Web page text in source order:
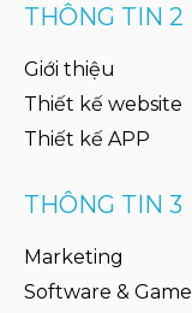
THÔNG TIN 2
Giới thiệu
Thiết kế website
Thiết kế APP
THÔNG TIN 3
Marketing
Software & Game